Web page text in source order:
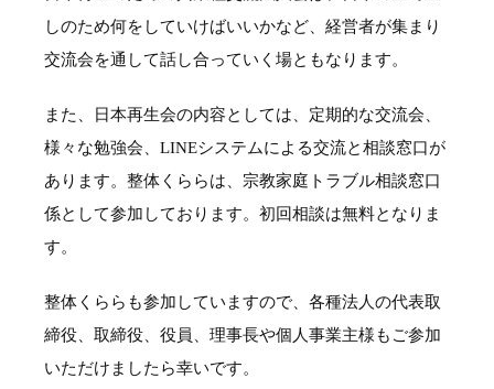
しのため何をしていけばいいかなど、経営者が集まり
交流会を通して話し合っていく場ともなります。
また、日本再生会の内容としては、定期的な交流会、
様々な勉強会、LINEシステムによる交流と相談窓口が
あります。整体くららは、宗教家庭トラブル相談窓口
係として参加しております。初回相談は無料となりま
す。
整体くららも参加していますので、各種法人の代表取
締役、取締役、役員、理事長や個人事業主様もご参加
いただけましたら幸いです。